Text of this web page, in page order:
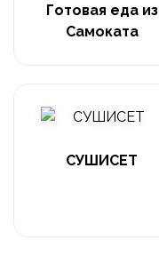
Готовая еда из
Самоката
СУШИСЕТ